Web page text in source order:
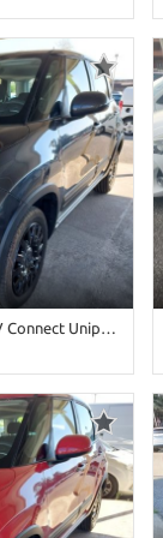
Grigio
• Airbag
testa •
Autoradio
•
clima •
• ESP •
•
di
• Start/Stop
Fattur. legge 104
• Antracite
• Airbag
testa •
Bluetooth •
•
ESP •
posteriore